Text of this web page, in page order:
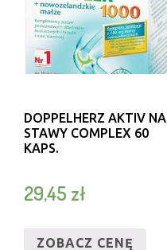
DOPPELHERZ AKTIV NA
STAWY COMPLEX 60
KAPS.
29,45 zł
ZOBACZ CENĘ